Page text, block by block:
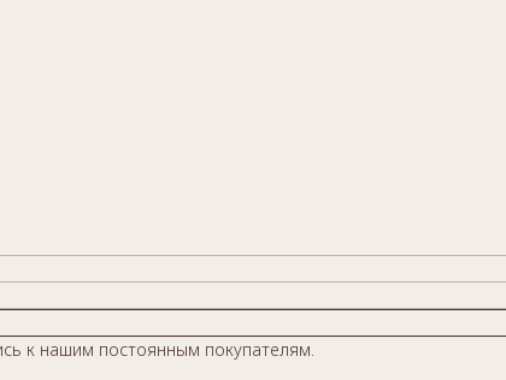
к нашим постоянным покупателям.